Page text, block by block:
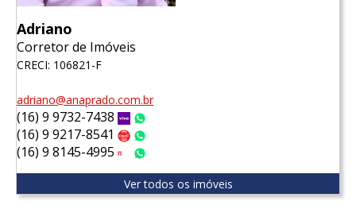
Adriano
Corretor de Imóveis
CRECI: 106821-F
adriano@anaprado.com.br
(16) 9 9732-7438 Vivo
(16) 9 9217-8541 Claro
(16) 9 8145-4995 Tim
Ver todos os imóveis